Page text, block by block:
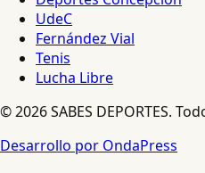
UdeC
Fernández Vial
Tenis
Lucha Libre
© 2026 SABES DEPORTES.
Desarrollo por OndaPress